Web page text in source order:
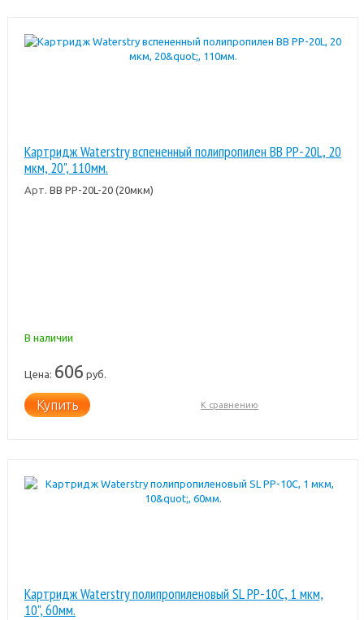
Картридж Waterstry вспененный полипропилен BB PP-20L, 20
мкм, 20", 110мм.
Арт. BB PP-20L-20 (20мкм)
В наличии
Цена: 606 руб.
Купить К сравнению
Картридж Waterstry полипропиленовый SL PP-10C, 1 мкм,
10", 60мм.